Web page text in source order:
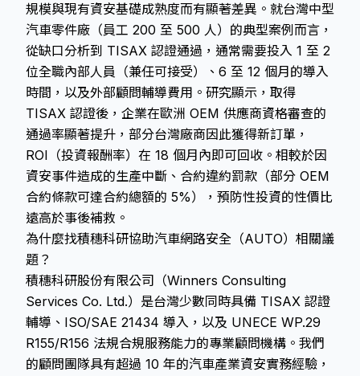
規模與現有資安基礎成熟度而有顯著差異。就台灣中型
汽車零件廠（員工 200 至 500 人）的典型案例而言，
從缺口分析到 TISAX 認證通過，通常需要投入 1 至 2
位全職內部人員（兼任可接受）、6 至 12 個月的導入
時間，以及外部顧問輔導費用。研究顯示，取得
TISAX 認證後，企業在歐洲 OEM 供應商資格審查的
通過率顯著提升，部分台灣廠商因此獲得新訂單，
ROI（投資報酬率）在 18 個月內即可回收。相較於因
資安事件造成的生產中斷、合約違約罰款（部分 OEM
合約條款可達合約總額的 5%），預防性投資的性價比
遠高於事後補救。
為什麼找積穗科研協助汽車網路安全（AUTO）相關議
題？
積穗科研股份有限公司（Winners Consulting
Services Co. Ltd.）是台灣少數同時具備 TISAX 認證
輔導、ISO/SAE 21434 導入，以及 UNECE WP.29
R155/R156 法規合規服務能力的專業顧問機構。我們
的顧問團隊具有超過 10 年的汽車產業資安實務經驗，